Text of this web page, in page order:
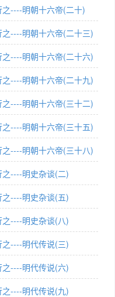
----明朝十六帝(二十)
----明朝十六帝(二十三)
----明朝十六帝(二十六)
----明朝十六帝(二十九)
----明朝十六帝(三十二)
----明朝十六帝(三十五)
----明朝十六帝(三十八)
----明史杂谈(二)
----明史杂谈(五)
----明史杂谈(八)
----明代传说(三)
----明代传说(六)
----明代传说(九)